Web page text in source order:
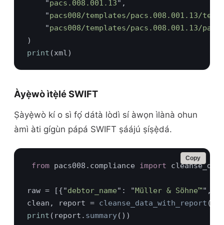
    "
pacs.008.001.13
    "
pacs008/templates/pacs.008.001.13/
    "
pacs008/templates/pacs.008.001.13/
print
Àyẹ̀wò ìtẹ̀lé SWIFT
Ṣàyẹ̀wò kí o sì fọ́ dátà lòdì sí àwọn ìlànà ohun
àmì àti gígùn pápá SWIFT ṣáájú ṣíṣẹ̀dá.
from pacs008.compliance import
raw = [{"debtor_name": "Müller & Söhne™", "
clean, report = cleanse_data_with_report
print (report. summary
Copy